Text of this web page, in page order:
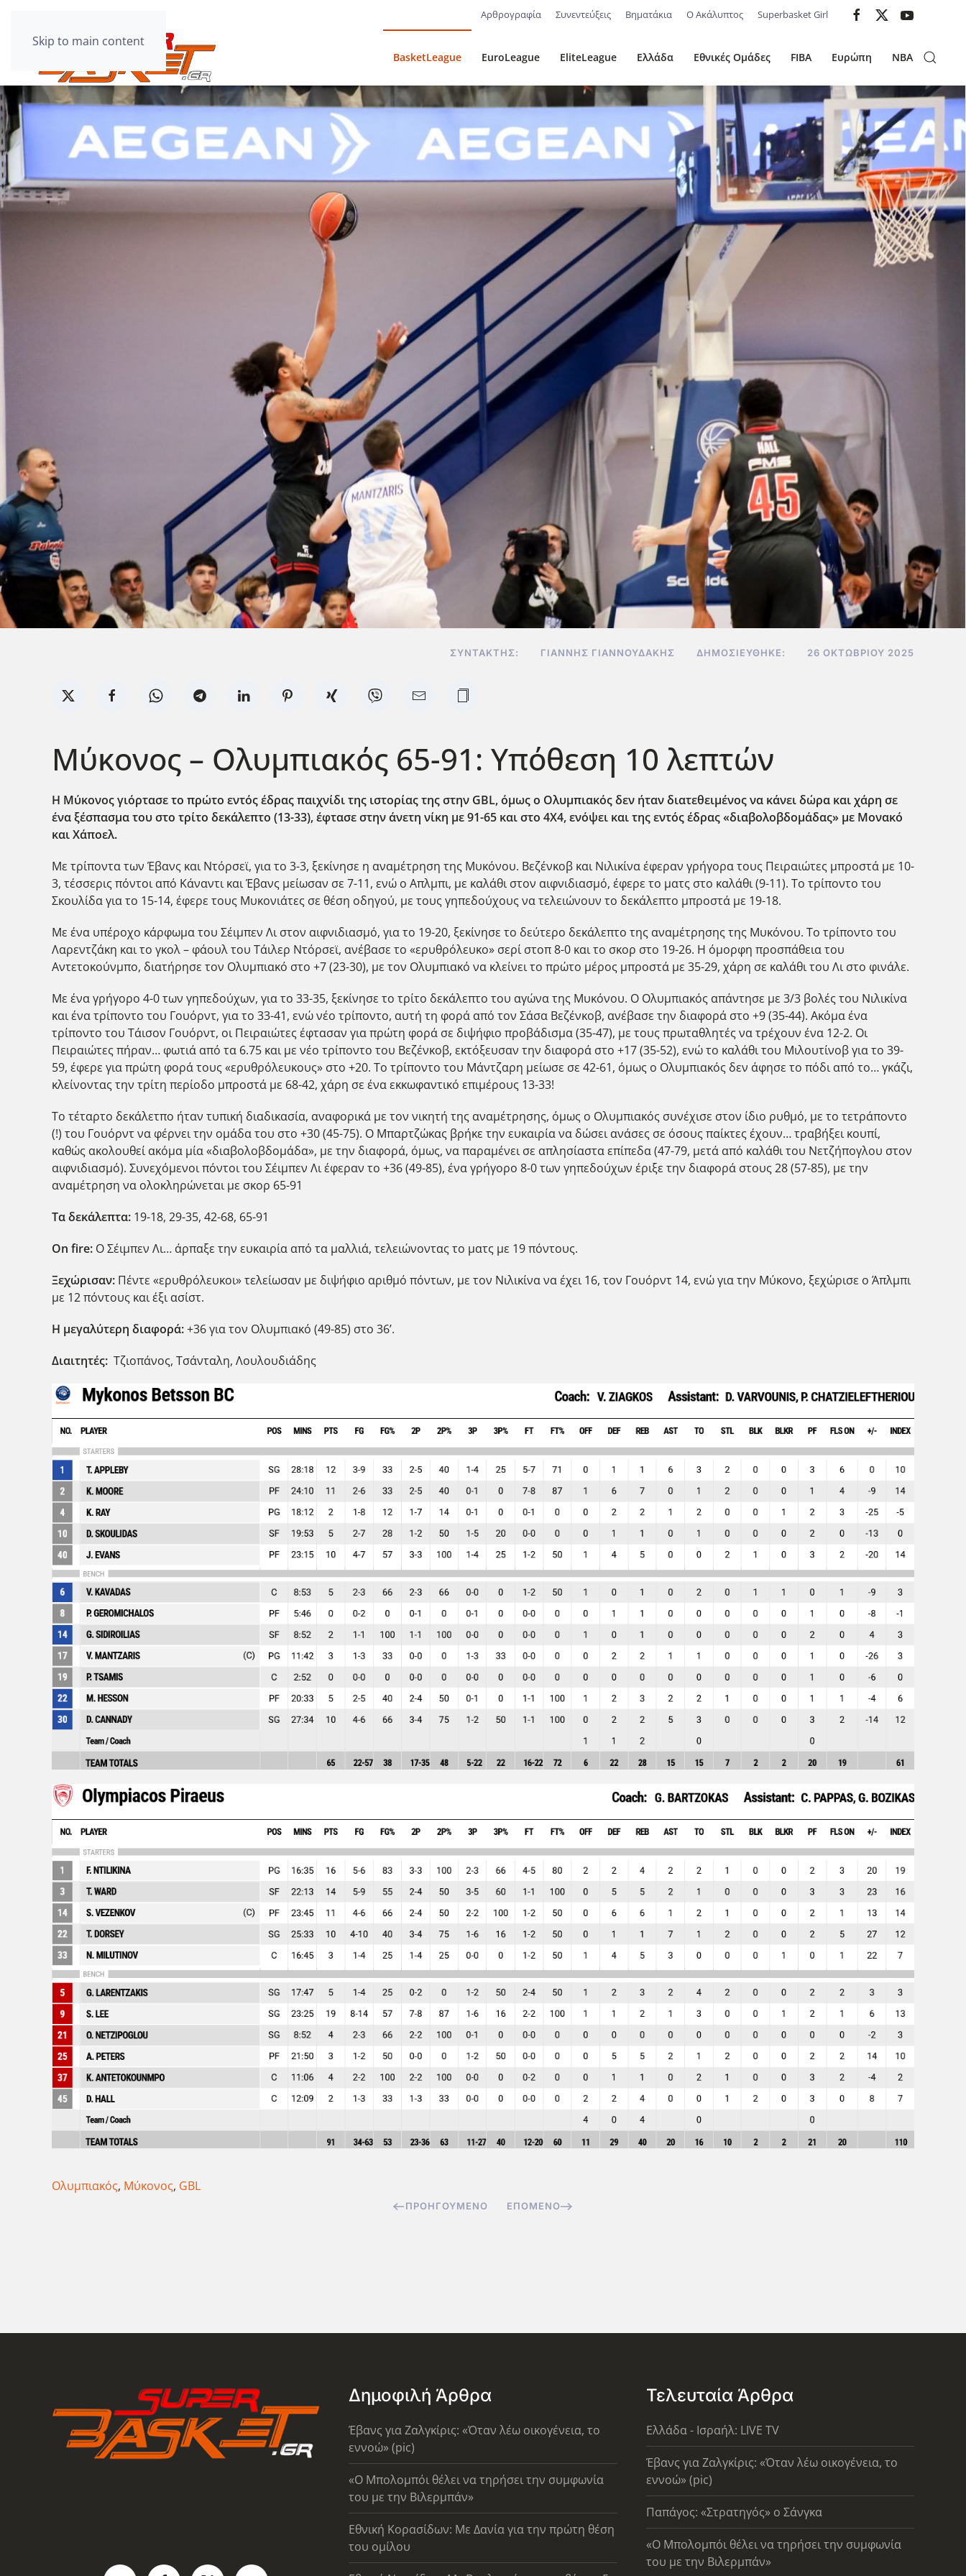
Skip to main content
Αρθρογραφία Συνεντεύξεις Βηματάκια Ο Ακάλυπτος Superbasket Girl
BasketLeague EuroLeague EliteLeague Ελλάδα Εθνικές Ομάδες FIBA Ευρώπη NBA
ΣΥΝΤΆΚΤΗΣ: ΓΙΆΝΝΗΣ ΓΙΑΝΝΟΥΔΆΚΗΣ ΔΗΜΟΣΙΕΎΘΗΚΕ: 26 ΟΚΤΩΒΡΊΟΥ 2025
Μύκονος – Ολυμπιακός 65-91: Υπόθεση 10 λεπτών
Η Μύκονος γιόρτασε το πρώτο εντός έδρας παιχνίδι της ιστορίας της στην GBL, όμως ο Ολυμπιακός δεν ήταν διατεθειμένος να κάνει δώρα και χάρη σε
ένα ξέσπασμα του στο τρίτο δεκάλεπτο (13-33), έφτασε στην άνετη νίκη με 91-65 και στο 4Χ4, ενόψει και της εντός έδρας «διαβολοβδομάδας» με Μονακό
και Χάποελ.
Με τρίποντα των Έβανς και Ντόρσεϊ, για το 3-3, ξεκίνησε η αναμέτρηση της Μυκόνου. Βεζένκοβ και Νιλικίνα έφεραν γρήγορα τους Πειραιώτες μπροστά με 10-
3, τέσσερις πόντοι από Κάναντι και Έβανς μείωσαν σε 7-11, ενώ ο Απλμπι, με καλάθι στον αιφνιδιασμό, έφερε το ματς στο καλάθι (9-11). Το τρίποντο του
Σκουλίδα για το 15-14, έφερε τους Μυκονιάτες σε θέση οδηγού, με τους γηπεδούχους να τελειώνουν το δεκάλεπτο μπροστά με 19-18.
Με ένα υπέροχο κάρφωμα του Σέιμπεν Λι στον αιφνιδιασμό, για το 19-20, ξεκίνησε το δεύτερο δεκάλεπτο της αναμέτρησης της Μυκόνου. Το τρίποντο του
Λαρεντζάκη και το γκολ – φάουλ του Τάιλερ Ντόρσεϊ, ανέβασε το «ερυθρόλευκο» σερί στοπ 8-0 και το σκορ στο 19-26. Η όμορφη προσπάθεια του
Αντετοκούνμπο, διατήρησε τον Ολυμπιακό στο +7 (23-30), με τον Ολυμπιακό να κλείνει το πρώτο μέρος μπροστά με 35-29, χάρη σε καλάθι του Λι στο φινάλε.
Με ένα γρήγορο 4-0 των γηπεδούχων, για το 33-35, ξεκίνησε το τρίτο δεκάλεπτο του αγώνα της Μυκόνου. Ο Ολυμπιακός απάντησε με 3/3 βολές του Νιλικίνα
και ένα τρίποντο του Γουόρντ, για το 33-41, ενώ νέο τρίποντο, αυτή τη φορά από τον Σάσα Βεζένκοβ, ανέβασε την διαφορά στο +9 (35-44). Ακόμα ένα
τρίποντο του Τάισον Γουόρντ, οι Πειραιώτες έφτασαν για πρώτη φορά σε διψήφιο προβάδισμα (35-47), με τους πρωταθλητές να τρέχουν ένα 12-2. Οι
Πειραιώτες πήραν… φωτιά από τα 6.75 και με νέο τρίποντο του Βεζένκοβ, εκτόξευσαν την διαφορά στο +17 (35-52), ενώ το καλάθι του Μιλουτίνοβ για το 39-
59, έφερε για πρώτη φορά τους «ερυθρόλευκους» στο +20. Το τρίποντο του Μάντζαρη μείωσε σε 42-61, όμως ο Ολυμπιακός δεν άφησε το πόδι από το… γκάζι,
κλείνοντας την τρίτη περίοδο μπροστά με 68-42, χάρη σε ένα εκκωφαντικό επιμέρους 13-33!
Το τέταρτο δεκάλετπο ήταν τυπική διαδικασία, αναφορικά με τον νικητή της αναμέτρησης, όμως ο Ολυμπιακός συνέχισε στον ίδιο ρυθμό, με το τετράποντο
(!) του Γουόρντ να φέρνει την ομάδα του στο +30 (45-75). Ο Μπαρτζώκας βρήκε την ευκαιρία να δώσει ανάσες σε όσους παίκτες έχουν… τραβήξει κουπί,
καθώς ακολουθεί ακόμα μία «διαβολοβδομάδα», με την διαφορά, όμως, να παραμένει σε απλησίαστα επίπεδα (47-79, μετά από καλάθι του Νετζήπογλου στον
αιφνιδιασμό). Συνεχόμενοι πόντοι του Σέιμπεν Λι έφεραν το +36 (49-85), ένα γρήγορο 8-0 των γηπεδούχων έριξε την διαφορά στους 28 (57-85), με την
αναμέτρηση να ολοκληρώνεται με σκορ 65-91
Τα δεκάλεπτα: 19-18, 29-35, 42-68, 65-91
Οn fire: Ο Σέιμπεν Λι… άρπαξε την ευκαιρία από τα μαλλιά, τελειώνοντας το ματς με 19 πόντους.
Ξεχώρισαν: Πέντε «ερυθρόλευκοι» τελείωσαν με διψήφιο αριθμό πόντων, με τον Νιλικίνα να έχει 16, τον Γουόρντ 14, ενώ για την Μύκονο, ξεχώρισε ο Άπλμπι
με 12 πόντους και έξι ασίστ.
Η μεγαλύτερη διαφορά:+36 για τον Ολυμπιακό (49-85) στο 36’.
Διαιτητές: Τζιοπάνος, Τσάνταλη, Λουλουδιάδης
Ολυμπιακός, Μύκονος, GBL
ΠΡΟΗΓΟΎΜΕΝΟ ΕΠΌΜΕΝΟ
Δημοφιλή Άρθρα
Έβανς για Ζαλγκίρις: «Όταν λέω οικογένεια, το
εννοώ» (pic)
«Ο Μπολομπόι θέλει να τηρήσει την συμφωνία
του με την Βιλερμπάν»
Εθνική Κορασίδων: Με Δανία για την πρώτη θέση
του ομίλου
Τελευταία Άρθρα
Ελλάδα - Ισραήλ: LIVE TV
Έβανς για Ζαλγκίρις: «Όταν λέω οικογένεια, το
εννοώ» (pic)
Παπάγος: «Στρατηγός» ο Σάνγκα
«Ο Μπολομπόι θέλει να τηρήσει την συμφωνία
του με την Βιλερμπάν»